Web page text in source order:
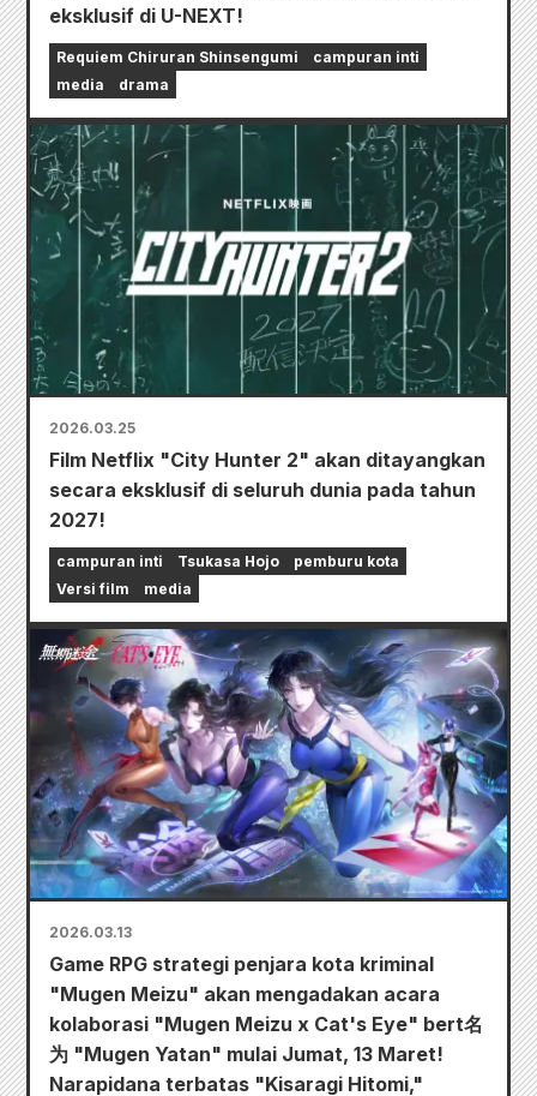
eksklusif di U-NEXT!
Requiem Chiruran Shinsengumi
campuran inti
media
drama
2026.03.25
Film Netflix "City Hunter 2" akan ditayangkan
secara eksklusif di seluruh dunia pada tahun
2027!
campuran inti Tsukasa Hojo
pemburu kota
Versi film
media
2026.03.13
Game RPG strategi penjara kota kriminal
"Mugen Meizu" akan mengadakan acara
kolaborasi "Mugen Meizu x Cat's Eye" bert名
为 "Mugen Yatan" mulai Jumat, 13 Maret!
Narapidana terbatas "Kisaragi Hitomi,"